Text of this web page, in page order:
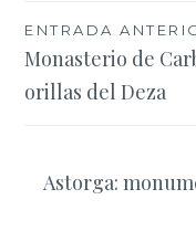
Navegación
de
ENTRADA
Monasterio de
orillas del Deza
Astorga: